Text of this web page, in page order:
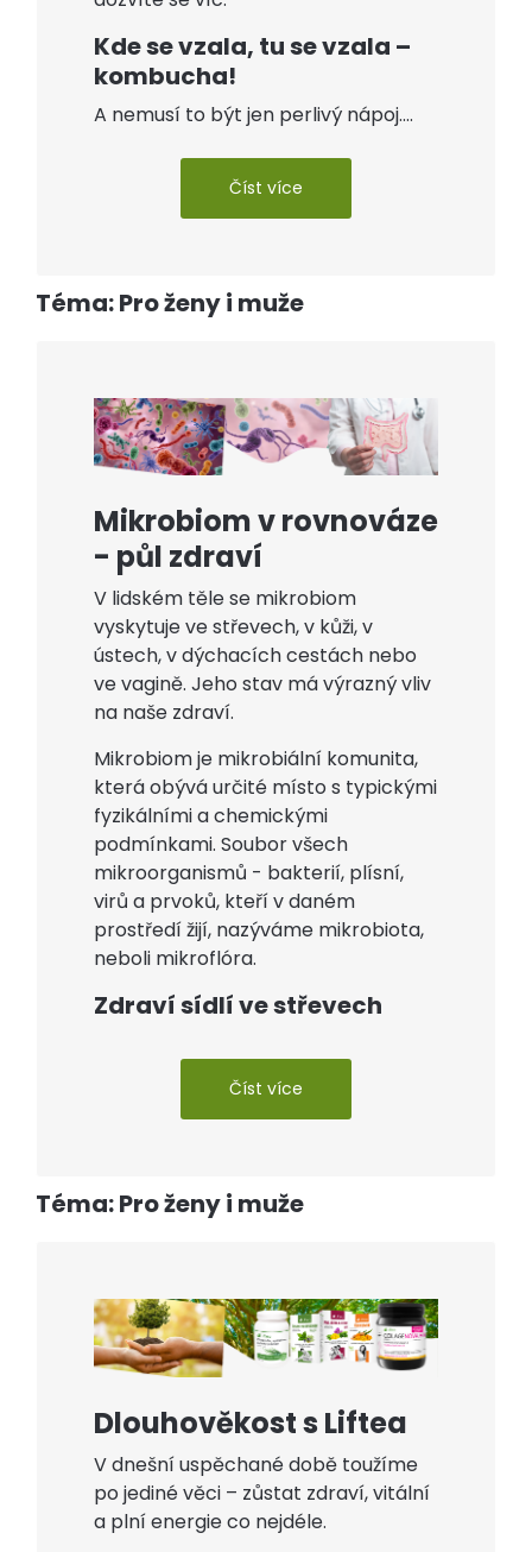
Kde se vzala, tu se vzala –
kombucha!
A nemusí to být jen perlivý nápoj....
Číst více
Téma: Pro ženy i muže
Mikrobiom v rovnováze
- půl zdraví
V lidském těle se mikrobiom
vyskytuje ve střevech, v kůži, v
ústech, v dýchacích cestách nebo
ve vagině. Jeho stav má výrazný vliv
na naše zdraví.
Mikrobiom je mikrobiální komunita,
která obývá určité místo s typickými
fyzikálními a chemickými
podmínkami. Soubor všech
mikroorganismů - bakterií, plísní,
virů a prvoků, kteří v daném
prostředí žijí, nazýváme mikrobiota,
neboli mikroflóra.
Zdraví sídlí ve střevech
Číst více
Téma: Pro ženy i muže
Dlouhověkost s Liftea
V dnešní uspěchané době toužíme
po jediné věci – zůstat zdraví, vitální
a plní energie co nejdéle.